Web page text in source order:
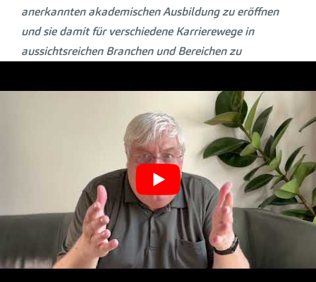
anerkannten akademischen Ausbildung zu eröffnen
und sie damit für verschiedene Karrierewege in
aussichtsreichen Branchen und Bereichen zu
Konzepte, verfügen über eine Vielzahl eigener, immer
aktueller Studienmaterialien und arbeiten mit
Dozent:innen und Professor:innen zusammen, die sich
in der Praxis bereits bewährt haben .“
Akademische Weiterbildung ist für Berufstätige von
großer Bedeutung, da sie ihnen ermöglicht, ihre
Fähigkeiten und Kenntnisse kontinuierlich zu
erweitern und an die sich schnell verändernden
Anforderungen des Arbeitsmarktes anzupassen. In